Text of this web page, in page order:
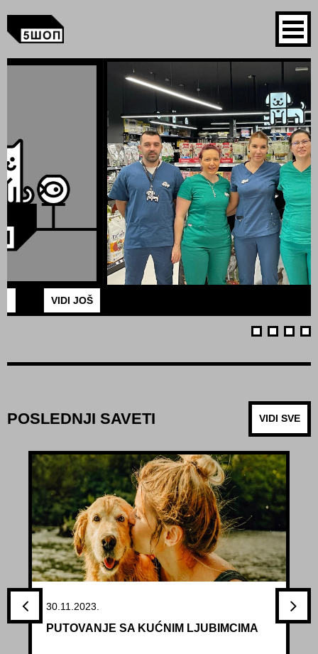
POSLEDNJI SAVETI VIDI SVE
30.11.2023.
PUTOVANJE SA KUĆNIM LJUBIMCIMA